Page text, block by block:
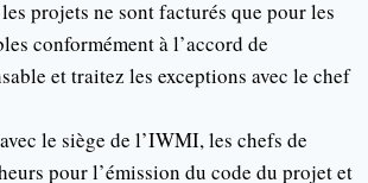
projets ne sont facturés que pour les
conformément à l’accord de
et traitez les exceptions avec le chef
le siège de l’IWMI, les chefs de
pour l’émission du code du projet et